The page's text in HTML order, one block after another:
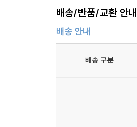
배송/반품/교환 안내
배송 안내
배송 구분